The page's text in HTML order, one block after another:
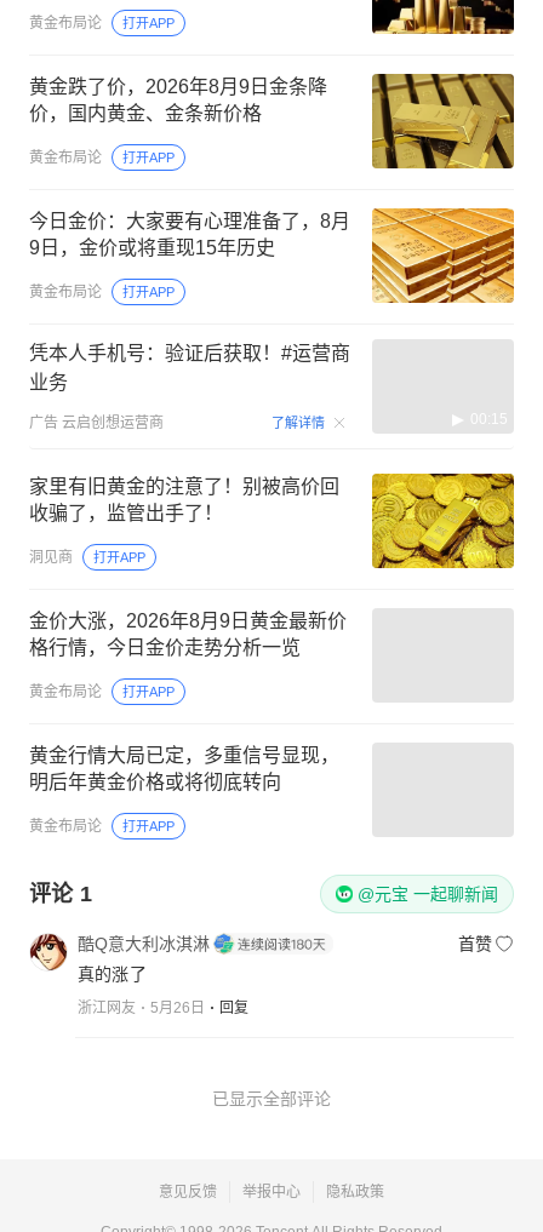
黄金布局论 打开APP
黄金跌了价，2026年8月9日金条降
价，国内黄金、金条新价格
黄金布局论 打开APP
今日金价：大家要有心理准备了，8月
9日，金价或将重现15年历史
黄金布局论 打开APP
凭本人手机号：验证后获取！#运营商
业务
广告 云启创想运营商 了解详情 00:15
家里有旧黄金的注意了！别被高价回
收骗了，监管出手了！
洞见商 打开APP
金价大涨，2026年8月9日黄金最新价
格行情，今日金价走势分析一览
黄金布局论 打开APP
黄金行情大局已定，多重信号显现，
明后年黄金价格或将彻底转向
黄金布局论 打开APP
评论 1 @元宝 一起聊新闻
酷Q意大利冰淇淋
首赞
真的涨了
浙江网友 5月26日 回复
已显示全部评论
意见反馈 举报中心 隐私政策